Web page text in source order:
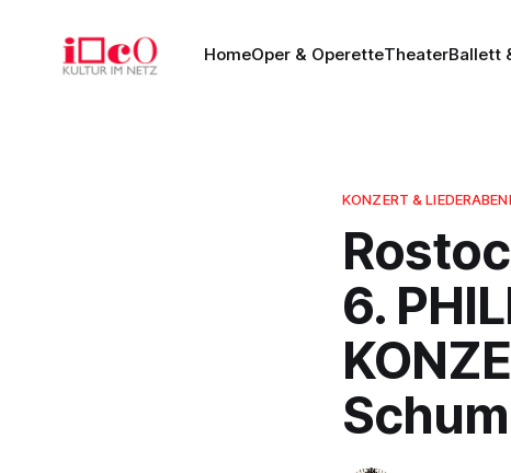
HomeOper & OperetteTheaterBallett
KONZERT &
6.